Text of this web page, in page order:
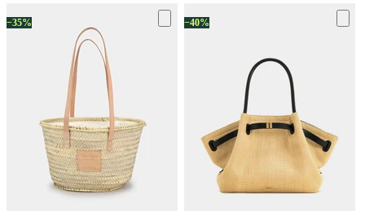
−35% −40%